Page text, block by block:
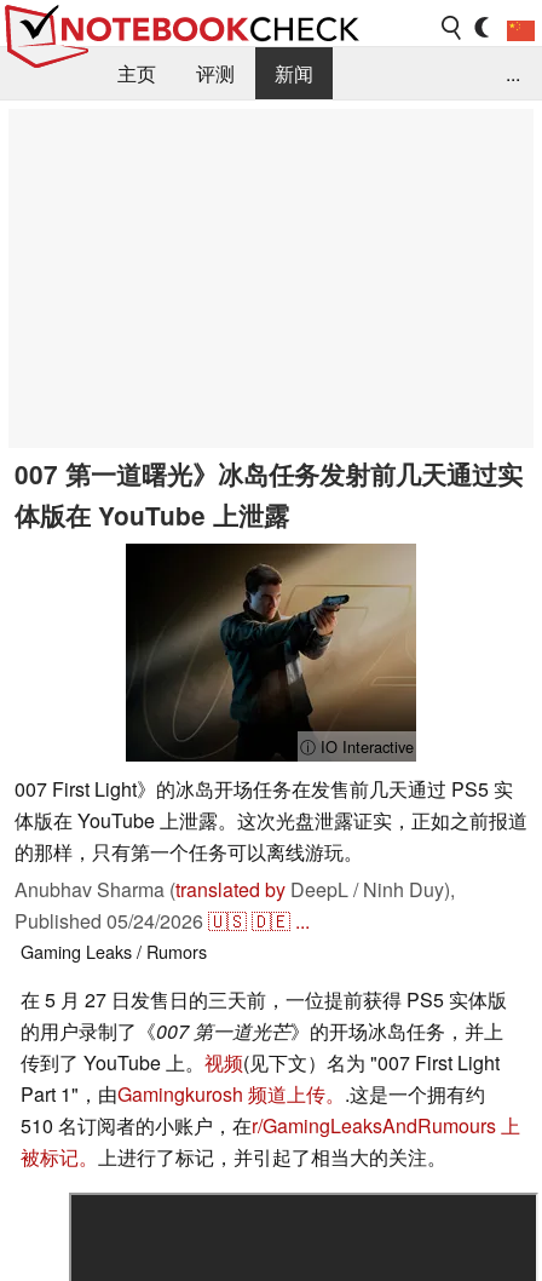
主页 评测
新闻
...
007 第一道曙光》冰岛任务发射前几天通过实
体版在 YouTube 上泄露
ⓘ IO Interactive
007 First Light》的冰岛开场任务在发售前几天通过 PS5 实
体版在 YouTube 上泄露。这次光盘泄露证实，正如之前报道
的那样，只有第一个任务可以离线游玩。
Anubhav Sharma (translated by DeepL / Ninh Duy),
Published 05/24/2026🇺🇸🇩🇪 ...
Gaming Leaks / Rumors
在 5 月 27 日发售日的三天前，一位提前获得 PS5 实体版
的用户录制了《007 第一道光芒》的开场冰岛任务，并上
传到了 YouTube 上。 视频(见下文）名为 "007 First Light
Part 1"，由Gamingkurosh 频道上传。 .这是一个拥有约
510 名订阅者的小账户，在r/GamingLeaksAndRumours 上
被标记。 上进行了标记，并引起了相当大的关注。